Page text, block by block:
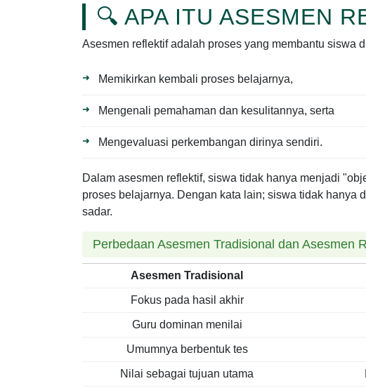
🔍 APA ITU ASESMEN
Asesmen reflektif adalah proses yang membantu siswa
Memikirkan kembali proses belajarnya,
Mengenali pemahaman dan kesulitannya, serta
Mengevaluasi perkembangan dirinya sendiri.
Dalam asesmen reflektif, siswa tidak hanya menjadi
proses belajarnya. Dengan kata lain; siswa tidak
sadar.
Perbedaan Asesmen Tradisional dan Asesmen
Asesmen Tradisional
Fokus pada hasil akhir
Guru dominan menilai
Umumnya berbentuk tes
Nilai sebagai tujuan utama